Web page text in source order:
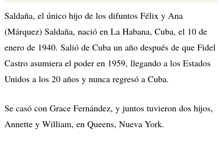
Saldaña, el único hijo de los difuntos Félix y Ana
(Márquez) Saldaña, nació en La Habana, Cuba, el 10 de
enero de 1940. Salió de Cuba un año después de que Fidel
Castro asumiera el poder en 1959, llegando a los Estados
Unidos a los 20 años y nunca regresó a Cuba.
Se casó con Grace Fernández, y juntos tuvieron dos hijos,
Annette y William, en Queens, Nueva York.